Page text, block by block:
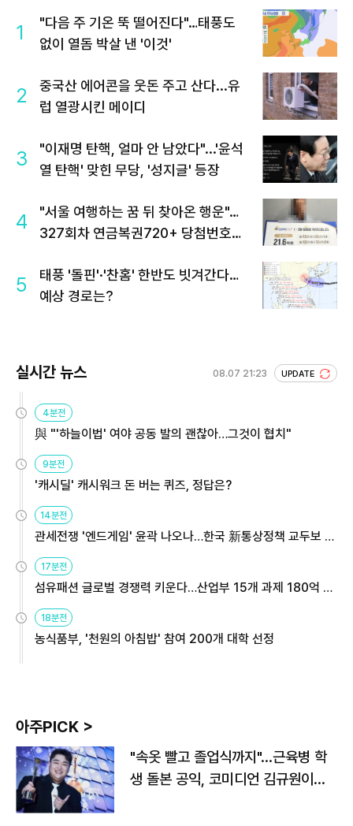
1
"다음 주 기온 뚝 떨어진다"…태풍도
없이 열돔 박살 낸 '이것'
2
중국산 에어콘을 웃돈 주고 산다...유
럽 열광시킨 메이디
3
"이재명 탄핵, 얼마 안 남았다"...'윤석
열 탄핵' 맞힌 무당, '성지글' 등장
4
"서울 여행하는 꿈 뒤 찾아온 행운"…
327회차 연금복권720+ 당첨번호조
5
태풍 '돌핀'·'찬홈' 한반도 빗겨간다…
예상 경로는?
실시간 뉴스 08.07 21:23 UPDATE
4분전
與 "'하늘이법' 여야 공동 발의 괜찮아…그것이 협치"
9분전
'캐시딜' 캐시워크 돈 버는 퀴즈, 정답은?
14분전
관세전쟁 '엔드게임' 윤곽 나오나…한국 新통상정책 교두보 활
17분전
섬유패션 글로벌 경쟁력 키운다…산업부 15개 과제 180억 지
18분전
농식품부, '천원의 아침밥' 참여 200개 대학 선정
아주PICK >
"속옷 빨고 졸업식까지"…근육병 학
생 돌본 공익, 코미디언 김규원이었